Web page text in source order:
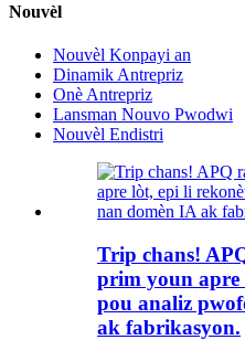
Nouvèl
Nouvèl Konpayi an
Dinamik Antrepriz
Onè Antrepriz
Lansman Nouvo Pwodwi
Nouvèl Endistri
Trip chans!
prim youn apre
pou analiz
ak fabrikasyon.